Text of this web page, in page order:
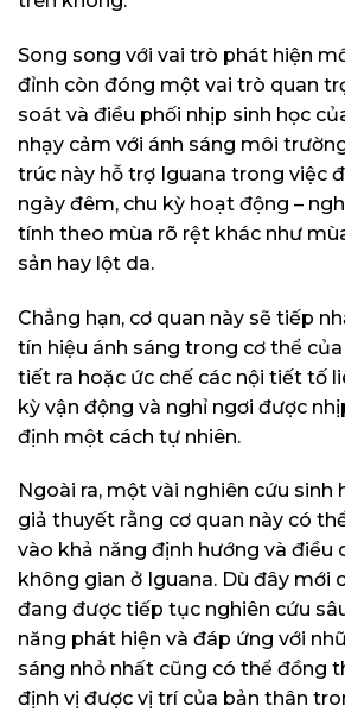
Song song với vai trò phát hiện
đỉnh còn đóng một vai trò quan
soát và điều phối nhịp sinh học
nhạy cảm với ánh sáng môi
trúc này hỗ trợ Iguana trong việc
ngày đêm, chu kỳ hoạt động –
tính theo mùa rõ rệt khác như
sản hay lột da.
Chẳng hạn, cơ quan này sẽ tiếp
tín hiệu ánh sáng trong cơ thể
tiết ra hoặc ức chế các nội tiết tố
kỳ vận động và nghỉ ngơi được
định một cách tự nhiên.
Ngoài ra, một vài nghiên cứu sinh
giả thuyết rằng cơ quan này có
vào khả năng định hướng và điều
không gian ở Iguana. Dù đây mới
đang được tiếp tục nghiên cứu
năng phát hiện và đáp ứng với
sáng nhỏ nhất cũng có thể đồng
định vị được vị trí của bản thân